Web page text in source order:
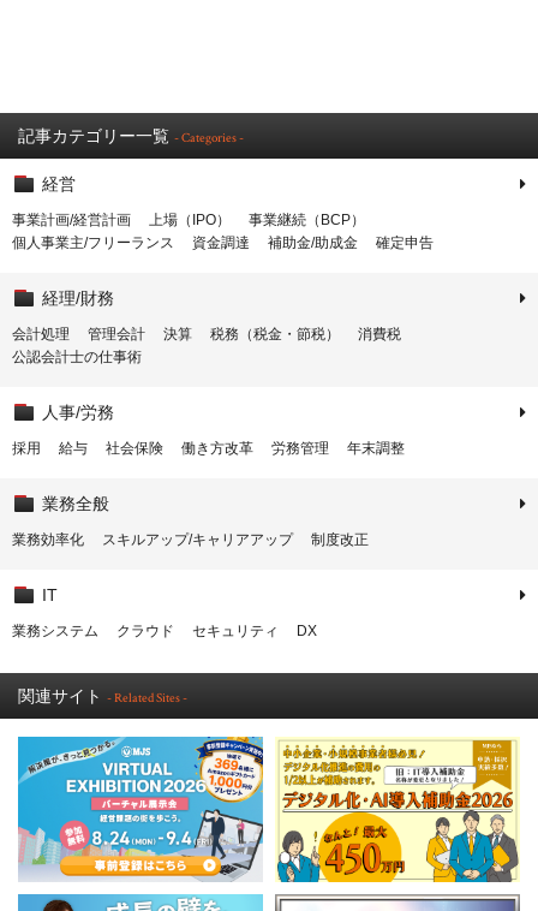
記事カテゴリー一覧 - Categories -
経営
事業計画/経営計画 上場（IPO）
事業継続（BCP）
個人事業主/フリーランス
資金調達 補助金/助成金 確定申告
経理/財務
会計処理 管理会計 決算 税務（税金・節税）
消費税
公認会計士の仕事術
人事/労務
採用 給与 社会保険 働き方改革 労務管理 年末調整
業務全般
業務効率化 スキルアップ/キャリアアップ 制度改正
IT
業務システム クラウド セキュリティ DX
関連サイト - Related Sites -